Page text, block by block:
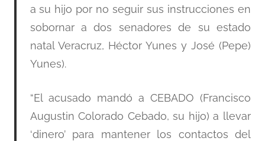
a su hijo por no seguir sus instrucciones en
sobornar a dos senadores de su estado
natal Veracruz, Héctor Yunes y José (Pepe)
Yunes).
“El acusado mandó a CEBADO (Francisco
Augustin Colorado Cebado, su hijo) a llevar
‘dinero’ para mantener los contactos del